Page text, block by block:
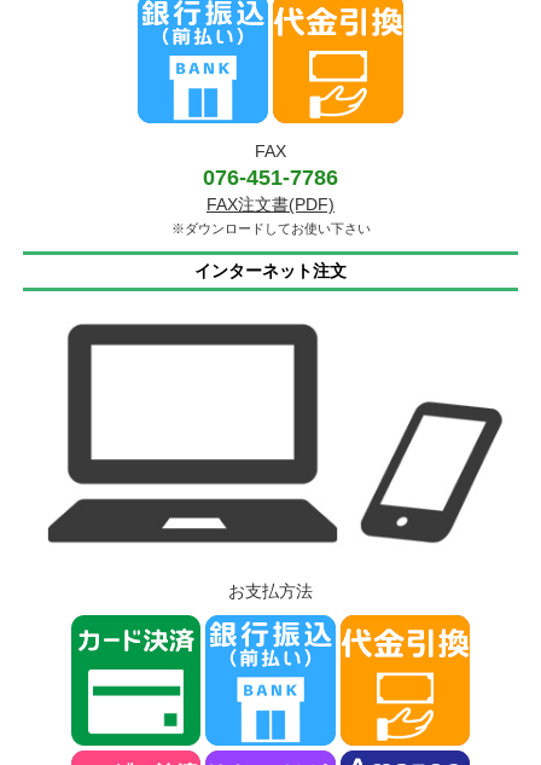
FAX
076-451-7786
FAX注文書(PDF)
※ダウンロードしてお使い下さい
インターネット注文
お支払方法